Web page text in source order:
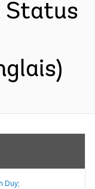
Status
Duy;